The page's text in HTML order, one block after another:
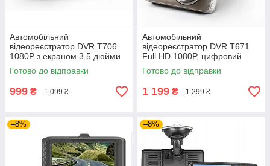
Автомобільний
відеореєстратор DVR T706
1080P з екраном 3.5 дюйми
та додатковою камерою
заднього огляду (2 камери)
Готово до відправки
999 ₴ 1 099 ₴
Автомобільний
відеореєстратор DVR T671
Full HD 1080P, цифровий
автореєстратор з великим
дисплеєм та кутом огляду
Готово до відправки
1 199 ₴ 1 299 ₴
–8% –8%